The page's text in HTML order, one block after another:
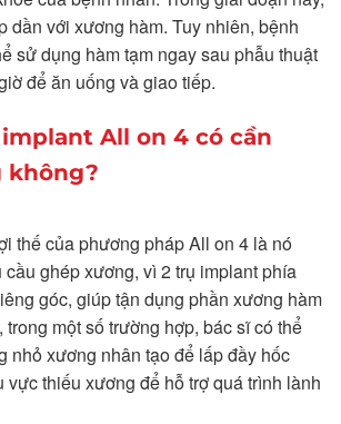
dần với xương hàm. Tuy nhiên, bệnh
sử dụng hàm tạm ngay sau phẫu thuật
để ăn uống và giao tiếp.
implant All on 4 có cần
không?
thế của phương pháp All on 4 là nó
ghép xương, vì 2 trụ implant phía
góc, giúp tận dụng phần xương hàm
một số trường hợp, bác sĩ có thể
nhỏ xương nhân tạo để lấp đầy hốc
vực thiếu xương để hỗ trợ quá trình lành